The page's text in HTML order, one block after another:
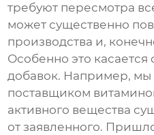
требуют пересмотра
может существенно
производства и,
Особенно это
добавок. Например, мы
поставщиком
активного вещества
от заявленного.